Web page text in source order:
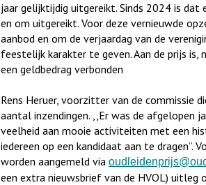
jaar gelijktijdig uitgereikt. Sinds 2024 is
en om uitgereikt. Voor deze vernieuwde
aanbod en om de verjaardag van de
feestelijk karakter te geven. Aan de prijs is,
een geldbedrag verbonden
Rens Heruer, voorzitter van de commissie
aantal inzendingen. ,,Er was de afgelopen
veelheid aan mooie activiteiten met een
iedereen op een kandidaat aan te
worden aangemeld via
een extra nieuwsbrief van de HVOL) uitleg